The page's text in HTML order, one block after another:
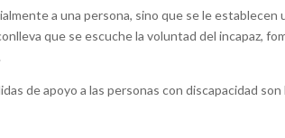
a una persona, sino que se le establecen
que se escuche la voluntad del incapaz,
de apoyo a las personas con discapacidad